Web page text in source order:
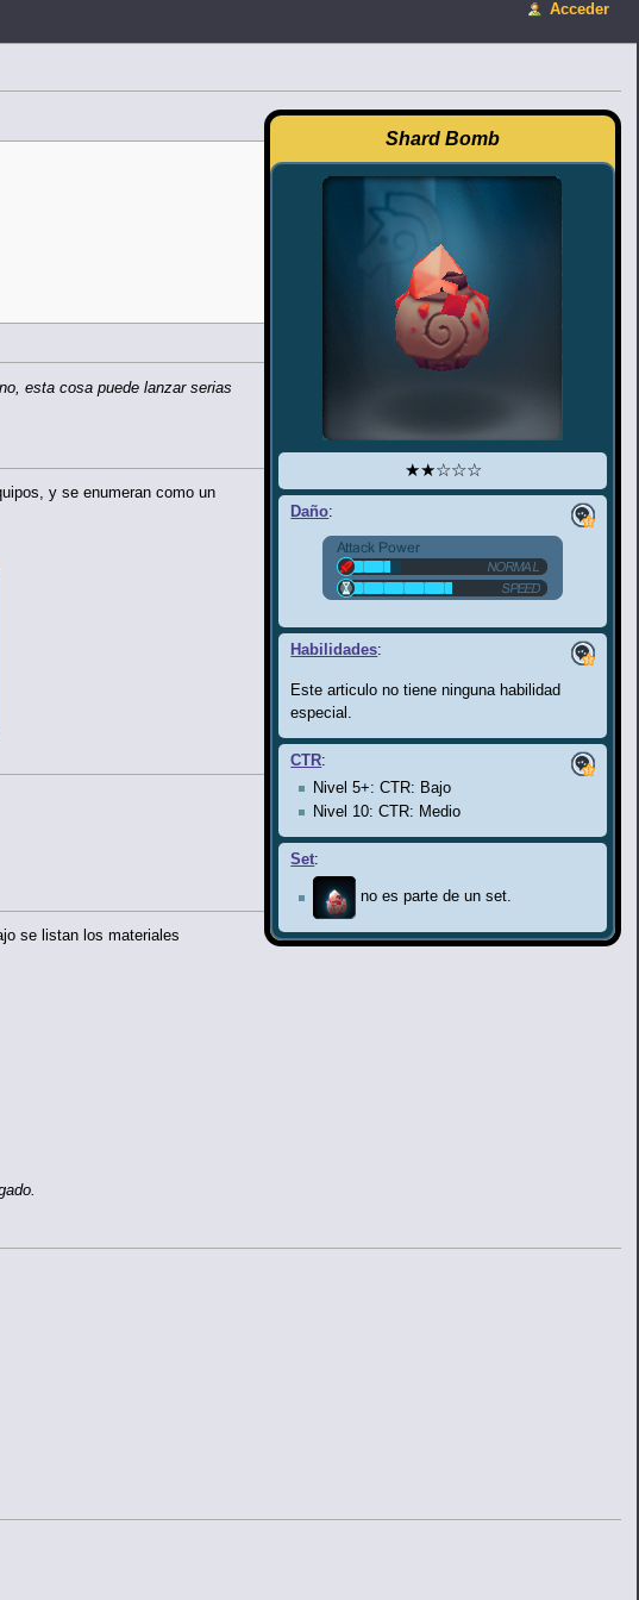
Shard Bomb
★★☆☆☆
Daño:
Habilidades:
Este articulo no tiene ninguna habilidad
especial.
CTR:
Nivel 5+: CTR: Bajo
Nivel 10: CTR: Medio
Set:
no es parte de un set.
esta cosa puede lanzar serias
y se enumeran como un
se listan los materiales
Acceder